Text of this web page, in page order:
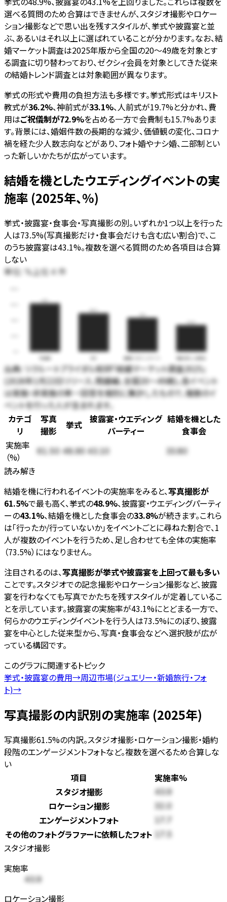
選べる質問のため合算はできませんが、スタジオ撮影やロケー
ション撮影などで思い出を残すスタイルが、挙式や披露宴と並
ぶ、あるいはそれ以上に選ばれていることが分かります。なお、結
婚マーケット調査は2025年版から全国の20〜49歳を対象とす
る調査に切り替わっており、ゼクシィ会員を対象としてきた従来
の結婚トレンド調査とは対象範囲が異なります。
挙式の形式や費用の負担方法も多様です。挙式形式はキリスト
教式が36.2%、神前式が33.1%、人前式が19.7%と分かれ、費
用はご祝儀制が72.9%を占める一方で会費制も15.7%ありま
す。背景には、婚姻件数の長期的な減少、価値観の変化、コロナ
禍を経た少人数志向などがあり、フォト婚やナシ婚、二部制とい
った新しいかたちが広がっています。
結婚を機としたウエディングイベントの実
施率 (2025年、%)
挙式・披露宴・食事会・写真撮影の別。いずれか1つ以上を行った
人は73.5%(写真撮影だけ・食事会だけも含む広い割合)で、こ
のうち披露宴は43.1%。複数を選べる質問のため各項目は合算
しない
単位:
%上位4 件
61.5
48.9
43.1
33.8
出典: リクルートブライダル総研「結婚マーケット調査2025」
(2026年1月22日リリース、既婚編、全国20〜49歳)。各イベント
は実施・非実施の単一回答を個別に集計したもので、複数のイ
ベントを行った人が含まれます。
カテゴ
リ
写真
撮影
挙式
披露宴・ウエディング
パーティー
結婚を機とした
食事会
実施率
（%） 61.50 48.90 43.10 33.80
読み解き
結婚を機に行われるイベントの実施率をみると、写真撮影が
61.5%で最も高く、挙式の48.9%、披露宴・ウエディングパーティ
ーの43.1%、結婚を機とした食事会の33.8%が続きます。これら
は「行ったか/行っていないか」をイベントごとに尋ねた割合で、1
人が複数のイベントを行うため、足し合わせても全体の実施率
（73.5%）にはなりません。
注目されるのは、写真撮影が挙式や披露宴を上回って最も多い
ことです。スタジオでの記念撮影やロケーション撮影など、披露
宴を行わなくても写真でかたちを残すスタイルが定着しているこ
とを示しています。披露宴の実施率が43.1%にとどまる一方で、
何らかのウエディングイベントを行う人は73.5%にのぼり、披露
宴を中心とした従来型から、写真・食事会などへ選択肢が広が
っている構図です。
このグラフに関連するトピック
挙式・披露宴の費用→周辺市場(ジュエリー・新婚旅行・フォ
ト)→
写真撮影の内訳別の実施率 (2025年)
写真撮影61.5%の内訳。スタジオ撮影・ロケーション撮影・婚約
段階のエンゲージメントフォトなど。複数を選べるため合算しな
い
項目
実施率%
スタジオ撮影
43.9
ロケーション撮影 32.0
エンゲージメントフォト
その他のフォトグラファーに依頼したフォト
スタジオ撮影
実施率
43.9
ロケーション撮影